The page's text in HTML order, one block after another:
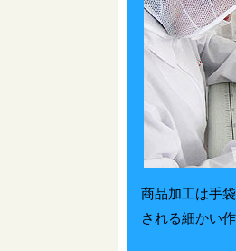
商品加工は手
される細かい作